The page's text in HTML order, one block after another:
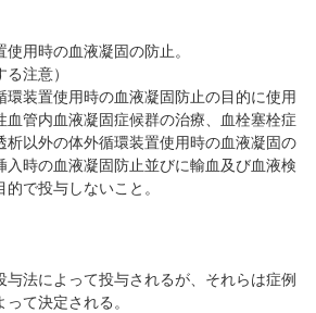
用時の血液凝固の防止。
注意）
環装置使用時の血液凝固防止の目的に使用
血管内血液凝固症候群の治療、血栓塞栓症
析以外の体外循環装置使用時の血液凝固の
入時の血液凝固防止並びに輸血及び血液検
で投与しないこと。
法によって投与されるが、それらは症例
て決定される。